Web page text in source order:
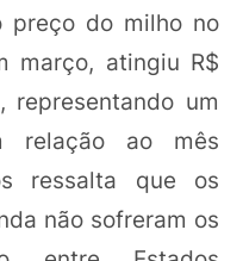
preço do milho no
março, atingiu R$
um
relação ao mês
ressalta que os
não sofreram os